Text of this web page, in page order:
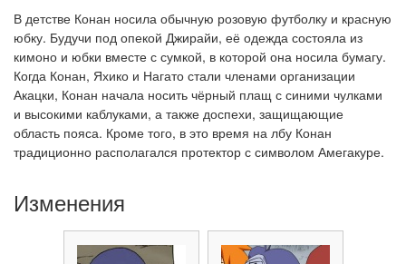
В детстве Конан носила обычную розовую футболку и красную
юбку. Будучи под опекой Джирайи, её одежда состояла из
кимоно и юбки вместе с сумкой, в которой она носила бумагу.
Когда Конан, Яхико и Нагато стали членами организации
Акацки, Конан начала носить чёрный плащ с синими чулками
и высокими каблуками, а также доспехи, защищающие
область пояса. Кроме того, в это время на лбу Конан
традиционно располагался протектор с символом Амегакуре.
Изменения